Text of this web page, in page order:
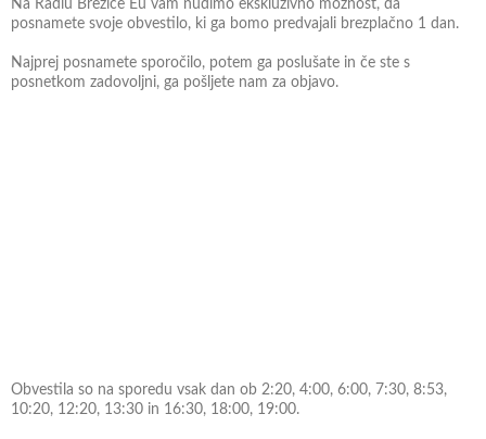
Na Radiu Brežice Eu vam nudimo ekskluzivno možnost, da
posnamete svoje obvestilo, ki ga bomo predvajali brezplačno 1 dan.
Najprej posnamete sporočilo, potem ga poslušate in če ste s
posnetkom zadovoljni, ga pošljete nam za objavo.
Obvestila so na sporedu vsak dan ob 2:20, 4:00, 6:00, 7:30, 8:53,
10:20, 12:20, 13:30 in 16:30, 18:00, 19:00.